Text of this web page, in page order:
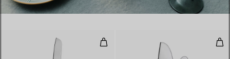
Coltello da torta in argento e